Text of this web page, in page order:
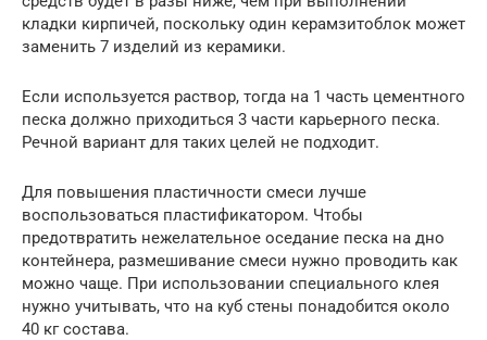
кладки кирпичей, поскольку один керамзитоблок может
заменить 7 изделий из керамики.
Если используется раствор, тогда на 1 часть цементного
песка должно приходиться 3 части карьерного песка.
Речной вариант для таких целей не подходит.
Для повышения пластичности смеси лучше
воспользоваться пластификатором. Чтобы
предотвратить нежелательное оседание песка на дно
контейнера, размешивание смеси нужно проводить как
можно чаще. При использовании специального клея
нужно учитывать, что на куб стены понадобится около
40 кг состава.